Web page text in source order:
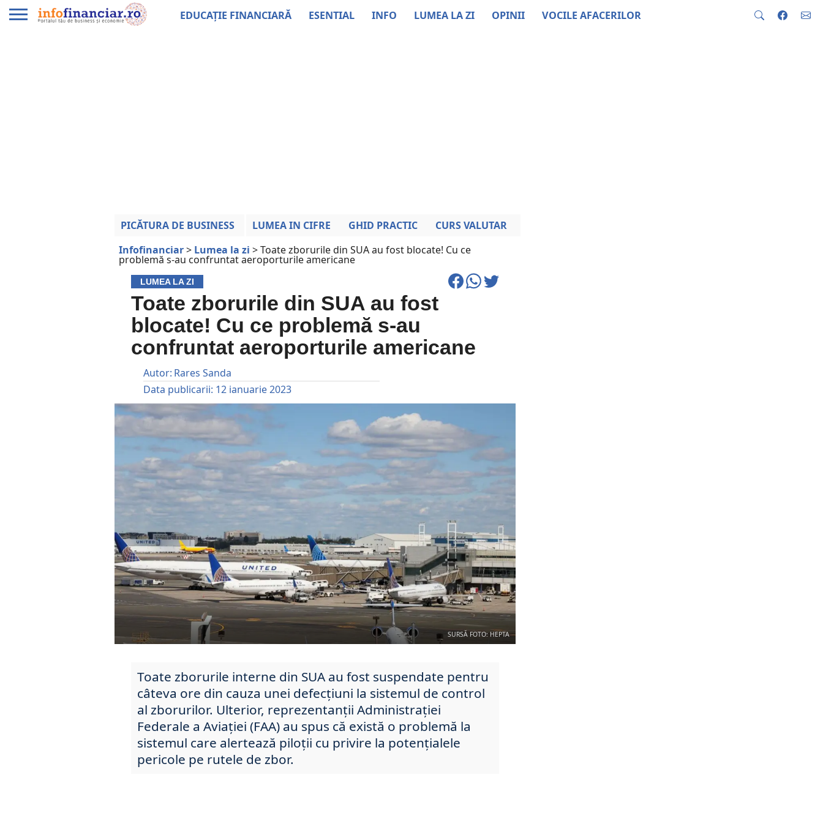
EDUCAȚIE FINANCIARĂ ESENTIAL INFO LUMEA LA ZI OPINII VOCILE AFACERILOR
PICĂTURA DE BUSINESS LUMEA IN CIFRE GHID PRACTIC
CURS VALUTAR
Infofinanciar> Lumea la zi >Toate zborurile din SUA au fost blocate! Cu ce
problemă s-au confruntat aeroporturile americane
LUMEA LA ZI
Toate zborurile din SUA au fost
blocate! Cu ce problemă s-au
confruntat aeroporturile americane
Autor: Rares Sanda
Data publicarii: 12 ianuarie 2023
SURSĂ FOTO: HEPTA
Toate zborurile interne din SUA au fost suspendate pentru
câteva ore din cauza unei defecțiuni la sistemul de control
al zborurilor. Ulterior, reprezentanții Administrației
Federale a Aviației (FAA) au spus că există o problemă la
sistemul care alertează piloții cu privire la potențialele
pericole pe rutele de zbor.